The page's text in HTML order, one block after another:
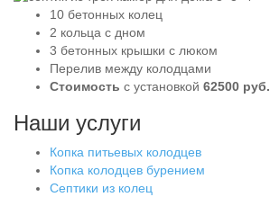
10 бетонных колец
2 кольца с дном
3 бетонных крышки с люком
Перелив между колодцами
Стоимость с установкой 62500 руб.
Наши услуги
Копка питьевых колодцев
Копка колодцев бурением
Септики из колец